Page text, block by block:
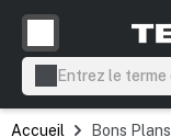
principal
Accueil Bons Plans